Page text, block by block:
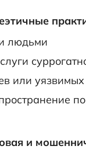
людьми
или уязвимых
и